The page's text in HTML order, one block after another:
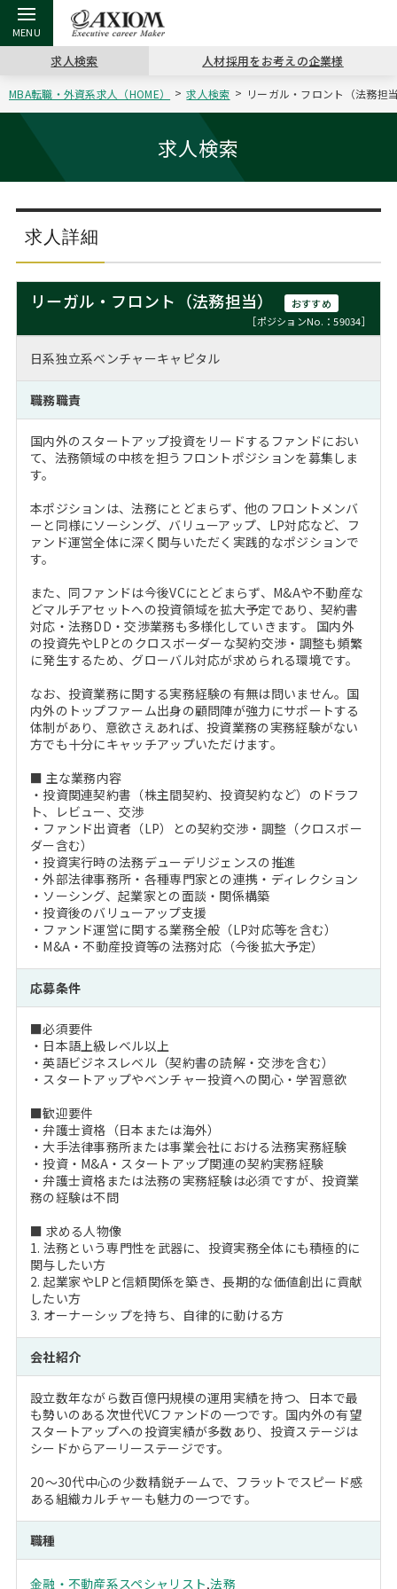
戻る
アクシアムの特長
戻る
コンサ
サービス案内
戻る
キャリ
コンサルタントの紹介
戻る
キャリア支援 TOP
キャリアデザイン講座
（最新求人市場動向）
戻る
MBAの
おわり
ステージ別アドバイス
MBAの転職事例
MBAからのFAQ
MBA留学生数の推移
戻る
日本か
MBAを生かす求人特集
年齢と年収の相関図
戻る
転職ツール TOP
英文レジュメの書き方
戻る
パワー
職務経歴書の書き方
外資系／面接攻略のコツ
戻る
転職コラム TOP
“展”職相談室
転職市場の明日をよめ
キャリアに効く一冊
注目企業インタビュー
戻る
イベント・セミナー TOP
ジョブフェア
キャリアデザインセミナー
プロ経営者の特別セミナー
Career Talk Live
MBA NETWORKING
戻る
会社概要 TOP
沿革
主なクライアント
パブリシティ
ニュースリリース
求人検索 人材採用をお考えの企業様
MBA転職・外資系求人（HOME） 求人検索 リーガル・フロント（法務担
求人検索
求人詳細
リーガル・フロント（法務担当）
おすすめ
［ポジションNo.：59034］
日系独立系ベンチャーキャピタル
職務職責
国内外のスタートアップ投資をリードするファンドにおい
て、法務領域の中核を担うフロントポジションを募集しま
す。
本ポジションは、法務にとどまらず、他のフロントメンバ
ーと同様にソーシング、バリューアップ、LP対応など、フ
ァンド運営全体に深く関与いただく実践的なポジションで
す。
また、同ファンドは今後VCにとどまらず、M&Aや不動産な
どマルチアセットへの投資領域を拡大予定であり、契約書
対応・法務DD・交渉業務も多様化していきます。 国内外
の投資先やLPとのクロスボーダーな契約交渉・調整も頻繁
に発生するため、グローバル対応が求められる環境です。
なお、投資業務に関する実務経験の有無は問いません。国
内外のトップファーム出身の顧問陣が強力にサポートする
体制があり、意欲さえあれば、投資業務の実務経験がない
方でも十分にキャッチアップいただけます。
■ 主な業務内容
・投資関連契約書（株主間契約、投資契約など）のドラフ
ト、レビュー、交渉
・ファンド出資者（LP）との契約交渉・調整（クロスボー
ダー含む）
・投資実行時の法務デューデリジェンスの推進
・外部法律事務所・各種専門家との連携・ディレクション
・ソーシング、起業家との面談・関係構築
・投資後のバリューアップ支援
・ファンド運営に関する業務全般（LP対応等を含む）
・M&A・不動産投資等の法務対応（今後拡大予定）
応募条件
■必須要件
・日本語上級レベル以上
・英語ビジネスレベル（契約書の読解・交渉を含む）
・スタートアップやベンチャー投資への関心・学習意欲
■歓迎要件
・弁護士資格（日本または海外）
・大手法律事務所または事業会社における法務実務経験
・投資・M&A・スタートアップ関連の契約実務経験
・弁護士資格または法務の実務経験は必須ですが、投資業
務の経験は不問
■ 求める人物像
1. 法務という専門性を武器に、投資実務全体にも積極的に
関与したい方
2. 起業家やLPと信頼関係を築き、長期的な価値創出に貢献
したい方
3. オーナーシップを持ち、自律的に動ける方
会社紹介
設立数年ながら数百億円規模の運用実績を持つ、日本で最
も勢いのある次世代VCファンドの一つです。国内外の有望
スタートアップへの投資実績が多数あり、投資ステージは
シードからアーリーステージです。
20～30代中心の少数精鋭チームで、フラットでスピード感
ある組織カルチャーも魅力の一つです。
職種
金融・不動産系スペシャリスト,法務